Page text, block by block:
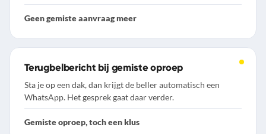
Geen gemiste aanvraag meer
Terugbelbericht bij gemiste oproep
Sta je op een dak, dan krijgt de beller automatisch een
WhatsApp. Het gesprek gaat daar verder.
Gemiste oproep, toch een klus